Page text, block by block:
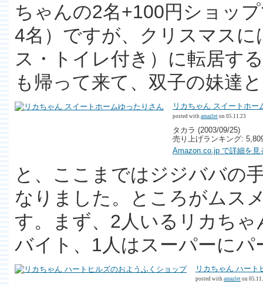
ちゃんの2名+100円ショッ
4名）ですが、クリスマス
ス・トイレ付き）に転居す
も帰って来て、双子の妹達
リカちゃん スイートホー
posted with amazlet on 05.11.23
タカラ (2003/09/25)
売り上げランキング:
Amazon.co.jp で詳細を見
と、ここまではジジババの
なりました。ところがムス
す。まず、2人いるリカち
バイト、1人はスーパーに
リカちゃん ハート
posted with amazlet on